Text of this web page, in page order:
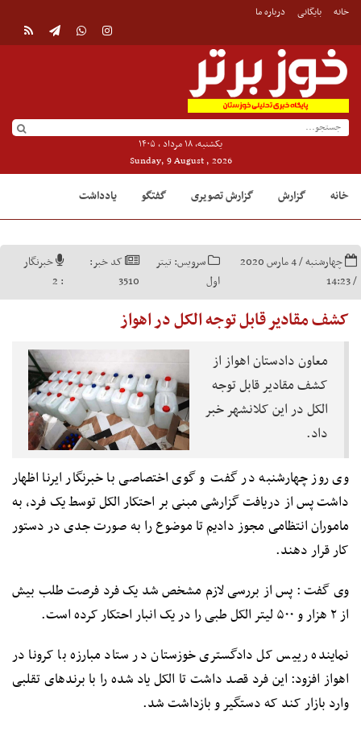
خانه بایگانی درباره ما
یکشنبه, ۱۸ مرداد , ۱۴۰۵
Sunday, 9 August , 2026
خانه گزارش گزارش تصویری گفتگو یادداشت
چهارشنبه / 4 مارس 2020
/ 14:23
سرویس: تیتر
اول
کد خبر:
3510
خبرنگار
:
2
کشف مقادیر قابل توجه الکل در اهواز
معاون دادستان اهواز از
کشف مقادیر قابل توجه
الکل در این کلانشهر خبر
داد.
وی روز چهارشنبه در گفت و گوی اختصاصی با خبرنگار ایرنا اظهار
داشت پس از دریافت گزارشی مبنی بر احتکار الکل توسط یک فرد، به
ماموران انتظامی مجوز دادیم تا موضوع را به صورت جدی در دستور
کار قرار دهند.
وی گفت : پس از بررسی لازم مشخص شد یک فرد فرصت طلب بیش
از ۲ هزار و ۵۰۰ لیتر الکل طبی را در یک انبار احتکار کرده است.
نماینده رییس کل دادگستری خوزستان در ستاد مبارزه با کرونا در
اهواز افزود: این فرد قصد داشت تا الکل یاد شده را با برندهای تقلبی
وارد بازار کند که دستگیر و بازداشت شد.